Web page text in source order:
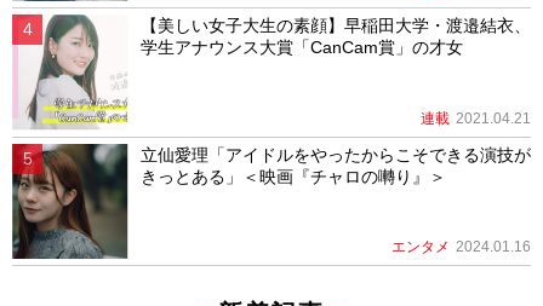
【美しい女子大生の素顔】早稲田大学・渡邉結衣、
学生アナウンス大賞「CanCam賞」の才女
連載 2021.04.21
立仙愛理「アイドルをやったからこそできる演技が
きっとある」＜映画『チャロの囀り』＞
エンタメ 2024.01.16